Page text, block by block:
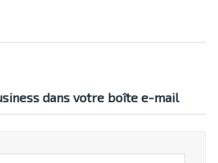
dans votre boîte e-mail